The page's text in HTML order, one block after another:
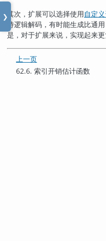
❯ 其次，扩展可以选择使用自定
持逻辑解码，有时能生成比通
是，对于扩展来说，实现起来更
上一页
62.6. 索引开销估计函数